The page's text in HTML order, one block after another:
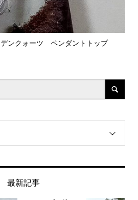
トリン Ametrine 紫黄水晶
最新記事